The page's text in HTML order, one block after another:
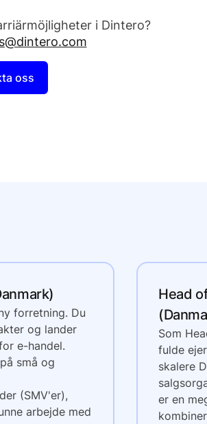
i Dintero?
oss
forretning. Du
og lander
e-handel.
små og
(SMV'er),
arbejde med
Head
Som
fulde
skalere
er en